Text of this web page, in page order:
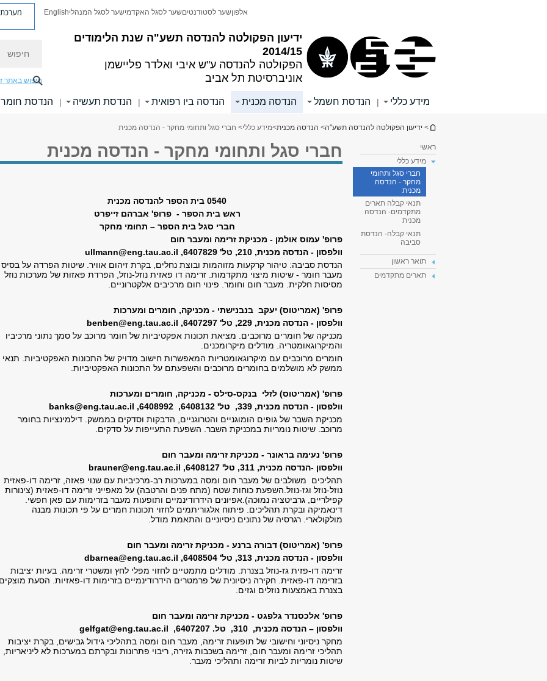
ידיעון הפקולטה להנדסה תשע"ה שנת הלימודים
2014/15
הפקולטה להנדסה ע"ש איבי ואלדר פליישמן
אוניברסיטת תל אביב
אלפוןשער לסטודנטיםשער לסגל האקדמישער לסגל המנהליEnglish מערכת
חיפוש באתר
מידע כללי | הנדסת חשמל הנדסה מכנית הנדסה ביו רפואית | הנדסת תעשיה | הנדסת
הינך נמצא כאן
> ידיעון הפקולטה להנדסה תשע"ה> הנדסה מכנית>מידע כללי> חברי סגל ותחומי מחקר - הנדסה מכנית
ראשי
מידע כללי
חברי סגל ותחומי
מחקר - הנדסה
מכנית
תנאי קבלה תארים
מתקדמים- הנדסה
מכנית
תנאי קבלה- הנדסת
סביבה
תואר ראשון
תארים מתקדמים
חברי סגל ותחומי מחקר - הנדסה מכנית
0540 בית הספר להנדסה מכנית
ראש בית הספר - פרופ' אברהם זייפרט
חברי סגל בית הספר – תחומי מחקר
פרופ' עמוס אולמן - מכניקת זרימה ומעבר חום
וולפסון - הנדסה מכנית, 210, טל' 6407829,
ullmann@eng.tau.ac.il
הנדסת סביבה: טיהור קרקעות מזוהמות ובוצת נחלים, בקרת זיהום אוויר. שיטות הפרדה על בסיס
מעבר חומר - שיטות מיצוי מתקדמות. זרימה דו פאזית נוזל-נוזל, הפרדת פאזות של מערכות נוזל
מסיסות חלקית. מעבר חום וחומר. פינוי חום מרכיבים אלקטרוניים.
פרופ' (אמריטוס) יעקב בנבנישתי - מכניקה, חומרים ומערכות
וולפסון - הנדסה מכנית, 229, טל' 6407297,
benben@eng.tau.ac.il
מכניקה של חומרים מרוכבים. מציאת תכונות אפקטיביות של חומר מרוכב על סמך נתוני מרכיביו
והמיקרוגאומטריה. מודלים מיקרומכנים.
חומרים מרוכבים עם מיקרוגאומטריות המאפשרות חישוב מדויק של התכונות האפקטיביות. תנאי
ממשק לא מושלמים בחומרים מרוכבים והשפעתם על התכונות האפקטיביות.
פרופ' (אמריטוס) לזלי בנקס-סילס - מכניקה, חומרים ומערכות
וולפסון - הנדסה מכנית, 339, טל' 6408132, 6408992,
banks@eng.tau.ac.il
מכניקת השבר של גופים הומוגניים והטרוגניים, הדבקות וסדקים בממשק. דילמינציות בחומר
מרוכב. שיטות נומריות במכניקת השבר. השפעת התעייפות על סדקים.
פרופ' נעימה בראונר - מכניקת זרימה ומעבר חום
וולפסון -הנדסה מכנית, 311, טל' 6408127,
brauner@eng.tau.ac.il
תהליכים משולבים של מעבר חום ומסה במערכות רב-מרכיביות עם שנוי פאזה, זרימה דו-פאזית
נוזל-נוזל וגז-נוזל.השפעת כוחות שטח (מתח פנים והרטבה) על מאפייני זרימה דו-פאזית (צינורות
קפילריים, גרביטציה נמוכה).אפיונים הידרודינמיים ותופעות מעבר בזרימות עם פאן חפשי.
דינאמיקה ובקרת תהליכים. פיתוח אלגוריתמים לחזוי תכונות חמרים על פי תכונות מבנה
מולקולארי. רגרסיה של נתונים ניסיוניים והתאמת מודל.
פרופ' (אמריטוס) דבורה ברנע - מכניקת זרימה ומעבר חום
וולפסון - הנדסה מכנית, 313, טל' 6408504,
dbarnea@eng.tau.ac.il
זרימה דו-פזית גז-נוזל בצנרת. מודלים מתמטיים לחזוי מפלי לחץ ומשטרי זרימה. בעיות יציבות
בזרימה דו-פאזית. חקירה ניסיונית של פרמטרים הידרודינמיים בזרימות דו-פאזיות. הסעת
בצנרת באמצעות נוזלים וגזים.
פרופ' אלכסנדר גלפגט - מכניקת זרימה ומעבר חום
וולפסון – הנדסה מכנית, 310, טל. 6407207,
gelfgat@eng.tau.ac.il
מחקר ניסיוני וחישובי של תופעות זרימה, מעבר חום ומסה בתהליכי גידול גבישים, בקרת יציבות
תהליכי זרימה ומעבר חום, זרימה בשכבות גזירה, ריבוי פתרונות ובקרתם במערכות לא ליניאריות,
שיטות נומריות לביות זרימה ותהליכי מעבר.